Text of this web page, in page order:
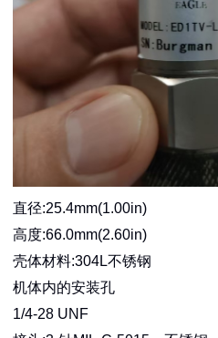
直径:25.4mm(1.00in)
高度:66.0mm(2.60in)
壳体材料:304L不锈钢
机体内的安装孔
1/4-28 UNF